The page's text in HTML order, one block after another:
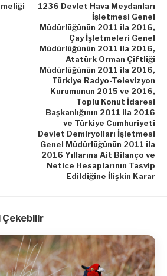
1236 Devlet Hava Meydanları
İşletmesi Genel
Müdürlüğünün 2011 ila 2016,
Çay İşletmeleri Genel
Müdürlüğünün 2011 ila 2016,
Atatürk Orman Çiftliği
Müdürlüğünün 2011 ila 2016,
Türkiye Radyo-Televizyon
Kurumunun 2015 ve 2016,
Toplu Konut İdaresi
Başkanlığının 2011 ila 2016
ve Türkiye Cumhuriyeti
Devlet Demiryolları İşletmesi
Genel Müdürlüğünün 2011 ila
2016 Yıllarına Ait Bilanço ve
Netice Hesaplarının Tasvip
Edildiğine İlişkin Karar
Çekebilir